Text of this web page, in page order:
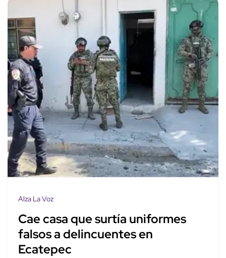
Alza La Voz
Cae casa que surtía uniformes
falsos a delincuentes en
Ecatepec